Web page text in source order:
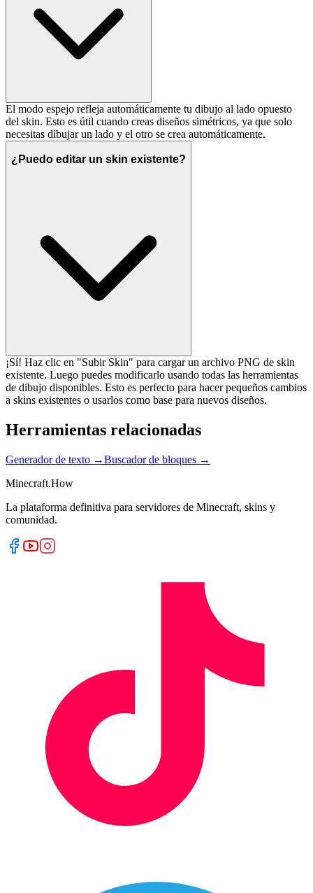
El modo espejo refleja automáticamente tu dibujo al lado opuesto
del skin. Esto es útil cuando creas diseños simétricos, ya que solo
necesitas dibujar un lado y el otro se crea automáticamente.
¿Puedo editar un skin existente?
¡Sí! Haz clic en "Subir Skin" para cargar un archivo PNG de skin
existente. Luego puedes modificarlo usando todas las herramientas
de dibujo disponibles. Esto es perfecto para hacer pequeños cambios
a skins existentes o usarlos como base para nuevos diseños.
Herramientas relacionadas
Generador de texto →Buscador de bloques →
Minecraft.How
La plataforma definitiva para servidores de Minecraft, skins y
comunidad.